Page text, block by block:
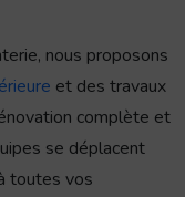
nous proposons
et des travaux
complète et
se déplacent
toutes vos